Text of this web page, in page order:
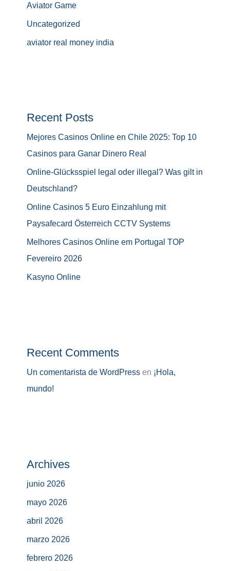
Aviator Game
Uncategorized
aviator real money india
Recent Posts
Mejores Casinos Online en Chile 2025: Top 10
Casinos para Ganar Dinero Real
Online-Glücksspiel legal oder illegal? Was gilt in
Deutschland?
Online Casinos 5 Euro Einzahlung mit
Paysafecard Österreich CCTV Systems
Melhores Casinos Online em Portugal TOP
Fevereiro 2026
Kasyno Online
Recent Comments
Un comentarista de WordPress en ¡Hola,
mundo!
Archives
junio 2026
mayo 2026
abril 2026
marzo 2026
febrero 2026